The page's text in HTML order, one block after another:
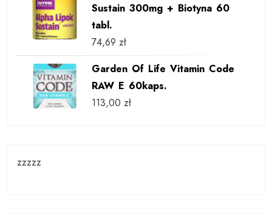
Sustain 300mg + Biotyna 60
tabl.
74,69 zł
Garden Of Life Vitamin Code
RAW E 60kaps.
113,00 zł
zzzzz